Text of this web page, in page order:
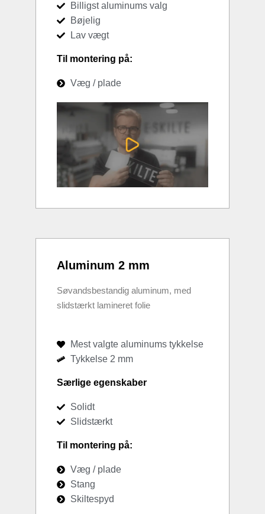
Billigst aluminums valg
Bøjelig
Lav vægt
Til montering på:
Væg / plade
Aluminum 2 mm
Søvandsbestandig aluminum, med
slidstærkt lamineret folie
Mest valgte aluminums tykkelse
Tykkelse 2 mm
Særlige egenskaber
Solidt
Slidstærkt
Til montering på:
Væg / plade
Stang
Skiltespyd